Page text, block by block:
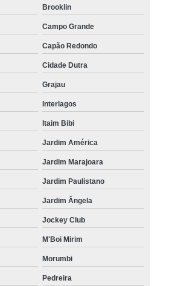
Brooklin
Campo Grande
Capão Redondo
Cidade Dutra
Grajau
Interlagos
Itaim Bibi
Jardim América
Jardim Marajoara
Jardim Paulistano
Jardim Ângela
Jockey Club
M'Boi Mirim
Morumbi
Pedreira